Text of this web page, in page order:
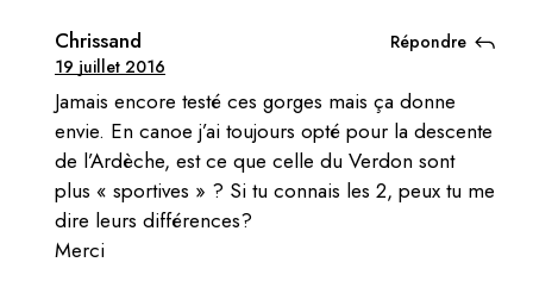
Chrissand
19 juillet 2016
Jamais encore testé ces gorges mais ça donne
envie. En canoe j’ai toujours opté pour la descente
de l’Ardèche, est ce que celle du Verdon sont
plus « sportives » ? Si tu connais les 2, peux tu me
dire leurs différences?
Merci
Répondre